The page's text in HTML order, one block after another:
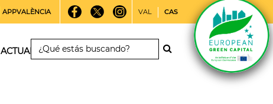
APPVALÈNCIA VAL CAS
ACTUALIDAD